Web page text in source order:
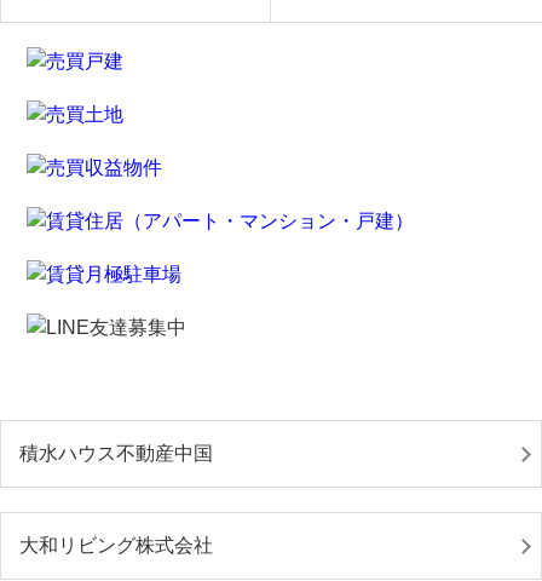
積水ハウス不動産中国
大和リビング株式会社